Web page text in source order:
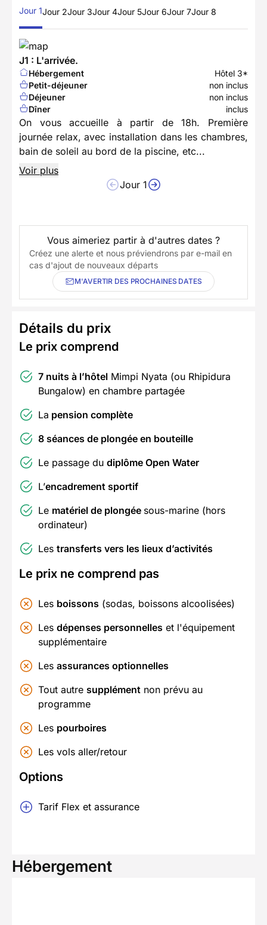
Jour 1Jour 2Jour 3Jour 4Jour 5Jour 6Jour 7Jour 8
J1 : L'arrivée.
Hébergement
Hôtel 3*
Petit-déjeuner
non inclus
Déjeuner
non inclus
Dîner
inclus
On vous accueille à partir de 18h. Première
journée relax, avec installation dans les chambres,
bain de soleil au bord de la piscine, etc...
Voir plus
Jour 1
Vous aimeriez partir à d'autres dates ?
Créez une alerte et nous préviendrons par e-mail en
cas d'ajout de nouveaux départs
M'AVERTIR DES PROCHAINES DATES
Détails du prix
Le prix comprend
7 nuits à l’hôtel Mimpi Nyata (ou Rhipidura
Bungalow) en chambre partagée
La pension complète
8 séances de plongée en bouteille
Le passage du diplôme Open Water
L’encadrement sportif
Le matériel de plongée sous-marine (hors
ordinateur)
Les transferts vers les lieux d’activités
Le prix ne comprend pas
Les boissons (sodas, boissons alcoolisées)
Les dépenses personnelles et l'équipement
supplémentaire
Les assurances optionnelles
Tout autre supplément non prévu au
programme
Les pourboires
Les vols aller/retour
Options
Tarif Flex et assurance
Hébergement